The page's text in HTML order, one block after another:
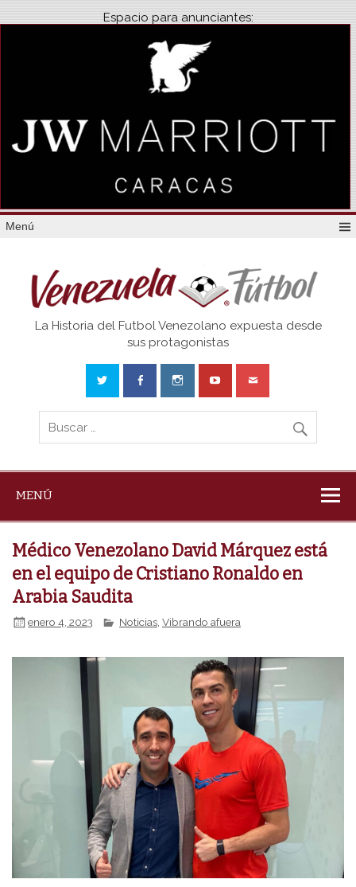
Espacio para anunciantes:
Menú
Venezuela
La Historia del Futbol Venezolano expuesta desde
sus protagonistas
MENÚ
Médico Venezolano David Márquez está
en el equipo de Cristiano Ronaldo en
Arabia Saudita
enero 4, 2023 Noticias ,Vibrando afuera